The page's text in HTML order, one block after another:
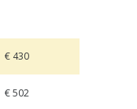
€ 430
€ 502